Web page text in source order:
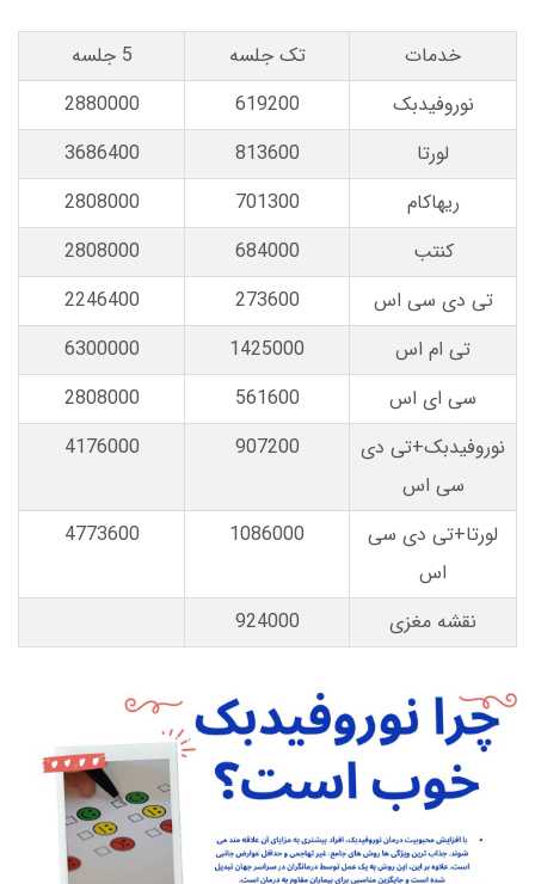
خدمات تک جلسه
5 جلسه
نوروفیدبک
619200
2880000
لورتا
813600
3686400
ریهاکام
701300
2808000
کنتب
684000
2808000
تی دی سی اس
273600
2246400
تی ام اس
1425000
6300000
سی ای اس
561600
2808000
نوروفیدبک+تی دی
سی اس
907200
4176000
لورتا+تی دی سی
اس
1086000
4773600
نقشه مغزی 924000